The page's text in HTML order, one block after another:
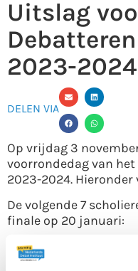
Uitslag
2023-2024
DELEN VIA
Op vrijdag 3
voorrondedag van
2023-2024.
De volgende 7
finale op 20 januari:
Driestar Gouda
Emmauscollege team 1